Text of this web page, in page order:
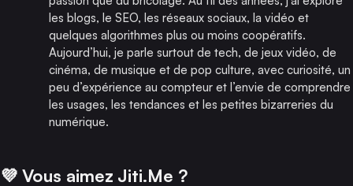
les blogs, le SEO, les réseaux sociaux, la vidéo et
quelques algorithmes plus ou moins coopératifs.
Aujourd’hui, je parle surtout de tech, de jeux vidéo, de
cinéma, de musique et de pop culture, avec curiosité, un
peu d’expérience au compteur et l’envie de comprendre
les usages, les tendances et les petites bizarreries du
numérique.
💜 Vous aimez Jiti.Me ?